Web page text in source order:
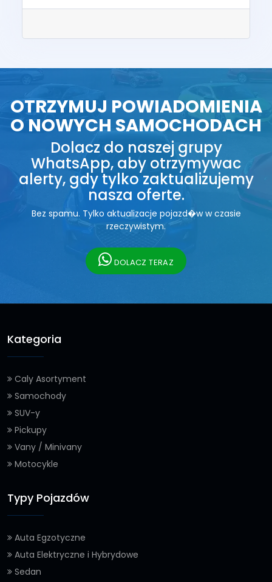
OTRZYMUJ POWIADOMIENIA
O NOWYCH SAMOCHODACH
Dolacz do naszej grupy
WhatsApp, aby otrzymywac
alerty, gdy tylko zaktualizujemy
nasza oferte.
Bez spamu. Tylko aktualizacje pojazd�w w czasie
rzeczywistym.
DOLACZ TERAZ
Kategoria
Caly Asortyment
Samochody
SUV-y
Pickupy
Vany / Minivany
Motocykle
Typy Pojazdów
Auta Egzotyczne
Auta Elektryczne i Hybrydowe
Sedan